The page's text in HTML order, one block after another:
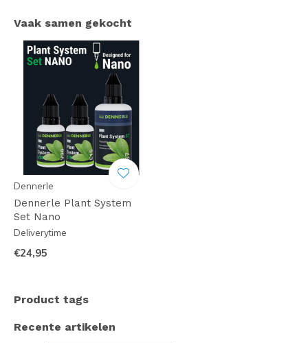
Vaak samen gekocht
Dennerle
Dennerle Plant System
Set Nano
Deliverytime
€24,95
Product tags
Recente artikelen